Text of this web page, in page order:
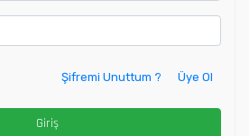
Üye Ol
Şifremi Unuttum ?